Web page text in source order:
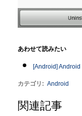
あわせて読みたい
[Android]
カテゴリ : Android
関連記事